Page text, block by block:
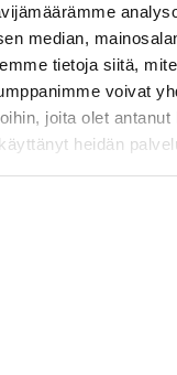
median,
tietoja siitä,
voivat
joita olet antanut
heidän
tilauksen määrä
tilauksen